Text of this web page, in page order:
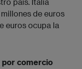
de euros
euros ocupa la
por comercio